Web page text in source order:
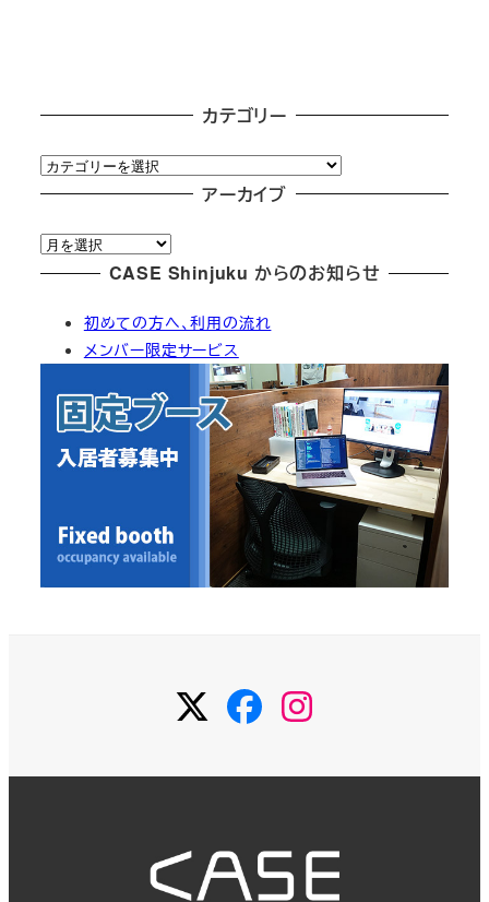
カテゴリー
カ
テ
リ
ー
アーカイブ
ア
ー
CASE Shinjuku からのお知らせ
初めての方へ、利用の流れ
メンバー限定サービス
TwitterFacebook